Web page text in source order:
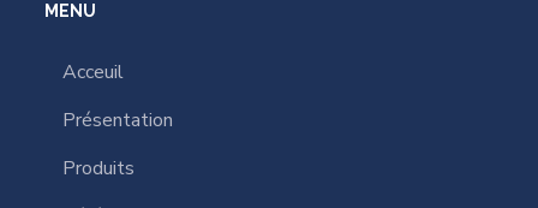
MENU
Acceuil
Présentation
Produits